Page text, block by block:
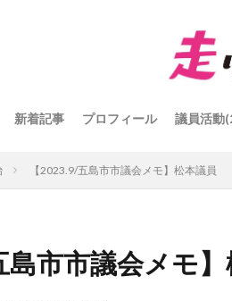
新着記事 プロフィール 議員活動
【2023.9/五島市市議会メモ】松本議員
島市市議会メモ